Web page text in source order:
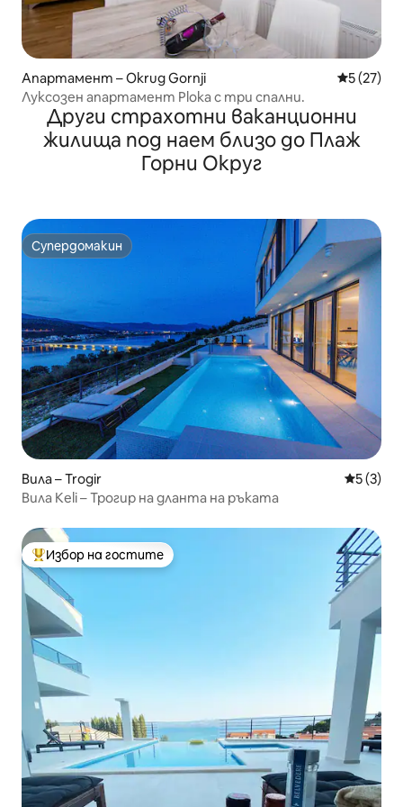
Апартамент – Okrug Gornji Средна
5 (27)
Луксозен апартамент Ploka с три спални.
Други страхотни ваканционни
жилища под наем близо до Плаж
Горни Округ
Супердомакин
Супердомакин
Вила – Trogir Средна
5 (3)
Вила Keli – Трогир на дланта на ръката
Най-популярен избор на гостите
Избор на гостите